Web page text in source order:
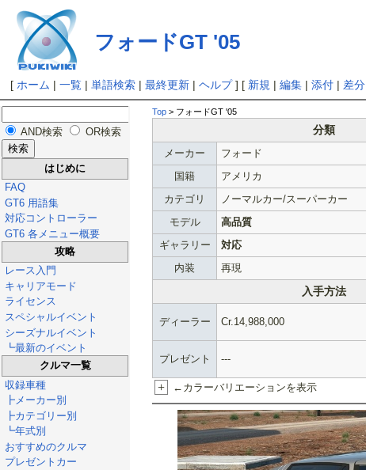
フォードGT '05
[ ホーム |一覧 |単語検索 |最終更新 |ヘルプ] [ 新規 |編集 |添付 | 差分
AND検索 OR検索
はじめに
FAQ
GT6 用語集
対応コントローラー
GT6 各メニュー概要
攻略
レース入門
キャリアモード
ライセンス
スペシャルイベント
シーズナルイベント
┗最新のイベント
クルマ一覧
収録車種
┣メーカー別
┣カテゴリー別
┗年式別
おすすめのクルマ
プレゼントカー
Top > フォードGT '05
分類
メーカー フォード
国籍
アメリカ
カテゴリ
ノーマルカー/スーパーカー
モデル
高品質
ギャラリー
対応
内装
再現
入手方法
ディーラー Cr.14,988,000
プレゼント ---
+ ←カラーバリエーションを表示